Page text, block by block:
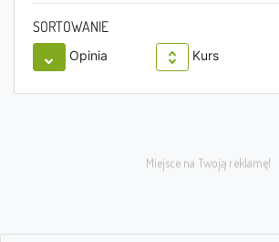
SORTOWANIE
Opinia Kurs